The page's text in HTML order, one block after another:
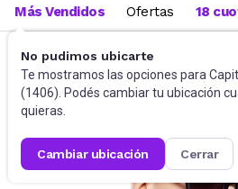
No pudimos ubicarte
Te mostramos las opciones para
(1406). Podés cambiar tu ubicación
quieras.
cambiar ubicación cerrar
Más Vendidos Ofertas 18
Accesorios Anteojos de sol